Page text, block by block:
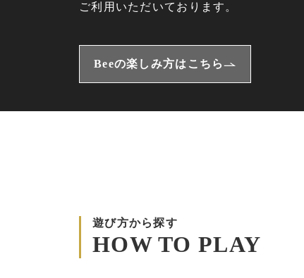
ご利用いただいております。
Beeの楽しみ方はこちら
遊び方から探す
HOW TO PLAY